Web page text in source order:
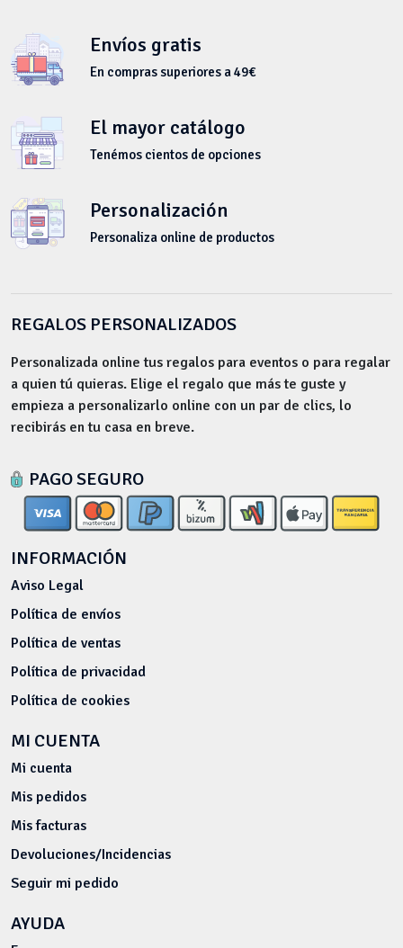
Envíos gratis
En compras superiores a 49€
El mayor catálogo
Tenémos cientos de opciones
Personalización
Personaliza online de productos
REGALOS PERSONALIZADOS
Personalizada online tus regalos para eventos o para regalar
a quien tú quieras. Elige el regalo que más te guste y
empieza a personalizarlo online con un par de clics, lo
recibirás en tu casa en breve.
PAGO SEGURO
INFORMACIÓN
Aviso Legal
Política de envíos
Política de ventas
Política de privacidad
Política de cookies
MI CUENTA
Mi cuenta
Mis pedidos
Mis facturas
Devoluciones/Incidencias
Seguir mi pedido
AYUDA